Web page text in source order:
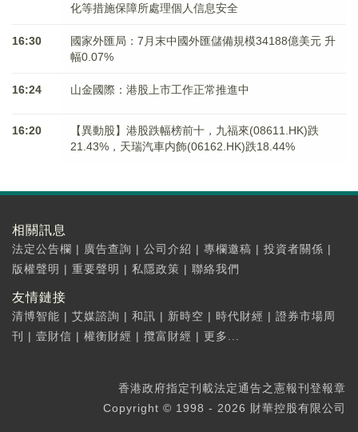
化等措施保障所處理個人信息安全
16:30
國家外匯局：7月末中國外匯儲備規模34188億美元 升
幅0.07%
16:24 山金國際：港股上市工作正常推進中
16:20
【異動股】港股跌幅榜前十，九福來(08611.HK)跌
21.43%，天瑞汽車内飾(06162.HK)跌18.44%
相關訊息
法定公告欄 | 廣告查詢 | 公司介紹 | 專欄邀稿 | 投資者關係 |
版權聲明 | 重要聲明 | 私隱政策 | 聯絡我們
友情鏈接
清博智能 | 艾媒諮詢 | 和訊 | 新時空 | 時代財經 | 證券市場周
刊
| 壹財信 | 權衡財經 | 攬富財經 | 更多...
香港政府指定刊載法定通告之憲報刊登報章
Copyright © 1998 - 2026 財華控股有限公司